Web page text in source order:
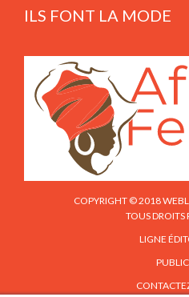
ILS FONT LA MODE
COPYRIGHT © 2018
TOUS DROITS
LIGNE